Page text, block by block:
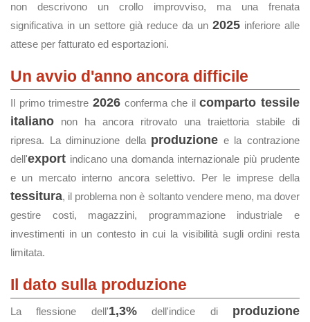
non descrivono un crollo improvviso, ma una frenata
significativa in un settore già reduce da un 2025 inferiore alle
attese per fatturato ed esportazioni.
Un avvio d'anno ancora difficile
Il primo trimestre 2026conferma che ilcomparto tessile
italiano non ha ancora ritrovato una traiettoria stabile di
ripresa. La diminuzione della produzione e la contrazione
dell'export indicano una domanda internazionale più prudente
e un mercato interno ancora selettivo. Per le imprese della
tessitura, il problema non è soltanto vendere meno, ma dover
gestire costi, magazzini, programmazione industriale e
investimenti in un contesto in cui la visibilità sugli ordini resta
limitata.
Il dato sulla produzione
La flessione dell'1,3%dell'indice di produzione